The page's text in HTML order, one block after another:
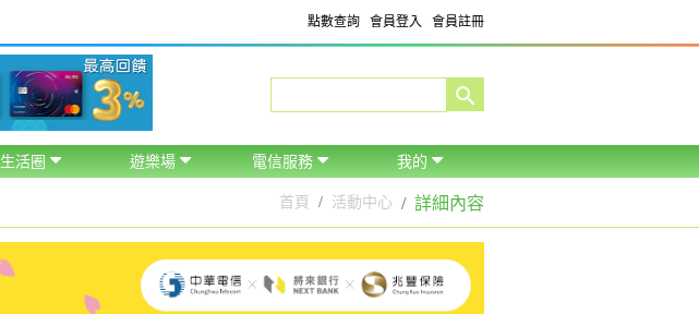
會員註冊
會員登入
點數查詢
生活圈 遊樂場 電信服務 我的
首頁 活動中心 詳細內容